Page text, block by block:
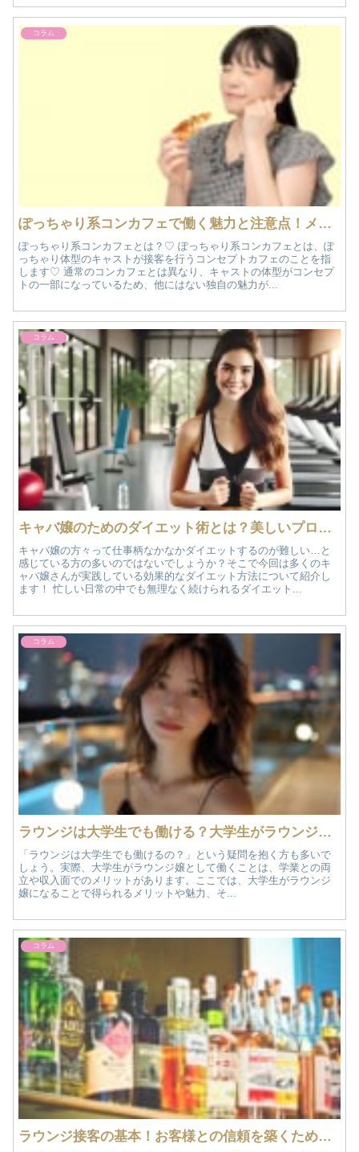
コラム
ぽっちゃり系コンカフェで働く魅力と注意点！メリット・デメリットを徹底解説！
ぽっちゃり系コンカフェとは？♡ ぽっちゃり系コンカフェとは、ぽ
っちゃり体型のキャストが接客を行うコンセプトカフェのことを指
します♡ 通常のコンカフェとは異なり、キャストの体型がコンセプ
トの一部になっているため、他にはない独自の魅力が...
コラム
キャバ嬢のためのダイエット術とは？美しいプロポーションを目指す方法をご紹介！
キャバ嬢の方々って仕事柄なかなかダイエットするのが難しい…と
感じている方の多いのではないでしょうか？そこで今回は多くのキ
ャバ嬢さんが実践している効果的なダイエット方法について紹介し
ます！ 忙しい日常の中でも無理なく続けられるダイエット...
コラム
ラウンジは大学生でも働ける？大学生がラウンジ嬢になるメリットと注意点！
「ラウンジは大学生でも働けるの？」という疑問を抱く方も多いで
しょう。実際、大学生がラウンジ嬢として働くことは、学業との両
立や収入面でのメリットがあります。ここでは、大学生がラウンジ
嬢になることで得られるメリットや魅力、そ...
コラム
ラウンジ接客の基本！お客様との信頼を築くためのルールとマナー